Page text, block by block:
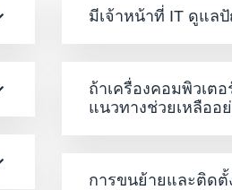
มีเจ้าหน้าที่ IT ดูแล
ถ้าเครื่องคอมพิวเต
แนวทางช่วยเหลืออย่
การขนย้ายและติด